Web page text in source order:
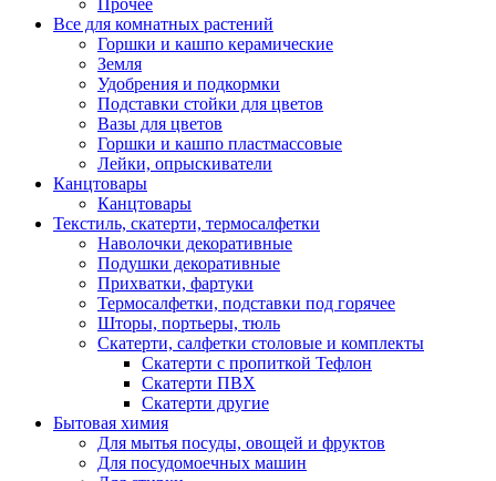
Все для комнатных растений
Горшки и кашпо керамические
Земля
Удобрения и подкормки
Подставки стойки для цветов
Вазы для цветов
Горшки и кашпо пластмассовые
Лейки, опрыскиватели
Канцтовары
Канцтовары
Текстиль, скатерти, термосалфетки
Наволочки декоративные
Подушки декоративные
Прихватки, фартуки
Термосалфетки, подставки под горячее
Шторы, портьеры, тюль
Скатерти, салфетки столовые и комплекты
Скатерти с пропиткой Тефлон
Скатерти ПВХ
Скатерти другие
Бытовая химия
Для мытья посуды, овощей и фруктов
Для посудомоечных машин